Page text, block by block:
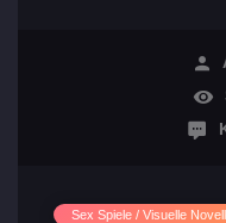
Sex Spiele / Visuelle